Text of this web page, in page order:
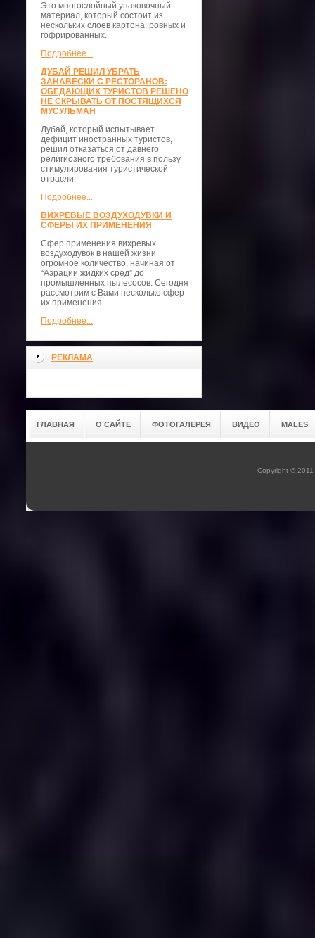
Это многослойный упаковочный
материал, который состоит из
нескольких слоев картона: ровных и
гофрированных.
Подробнее...
ДУБАЙ РЕШИЛ УБРАТЬ
ЗАНАВЕСКИ С РЕСТОРАНОВ:
ОБЕДАЮЩИХ ТУРИСТОВ РЕШЕНО
НЕ СКРЫВАТЬ ОТ ПОСТЯЩИХСЯ
МУСУЛЬМАН
Дубай, который испытывает
дефицит иностранных туристов,
решил отказаться от давнего
религиозного требования в пользу
стимулирования туристической
отрасли.
Подробнее...
ВИХРЕВЫЕ ВОЗДУХОДУВКИ И
СФЕРЫ ИХ ПРИМЕНЕНИЯ
Сфер применения вихревых
воздуходувок в нашей жизни
огромное количество, начиная от
“Аэрации жидких сред” до
промышленных пылесосов. Сегодня
рассмотрим с Вами несколько сфер
их применения.
Подробнее...
РЕКЛАМА
ГЛАВНАЯ О САЙТЕ ФОТОГАЛЕРЕЯ ВИДЕО MALES
Copyright ©